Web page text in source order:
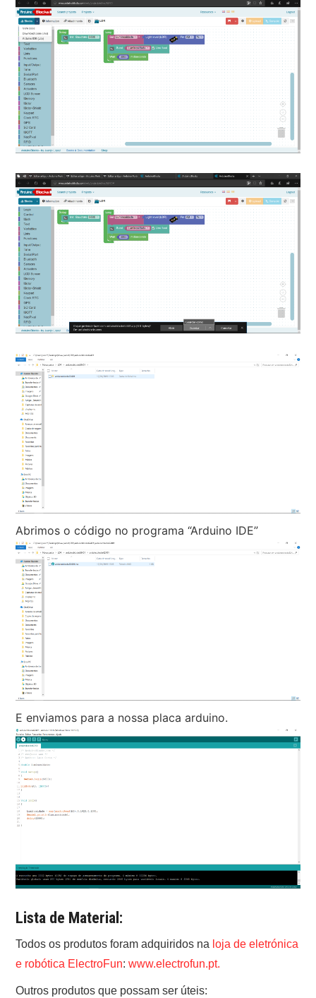
Abrimos o código no programa “Arduino IDE”
E enviamos para a nossa placa arduino.
Lista de Material:
Todos os produtos foram adquiridos na loja de eletrónica
e robótica ElectroFun:www.electrofun.pt.
Outros produtos que possam ser úteis: